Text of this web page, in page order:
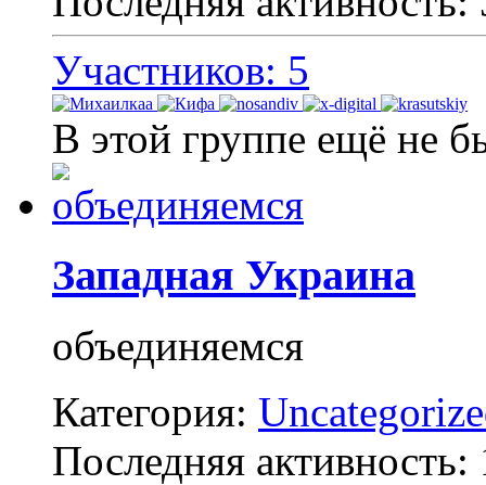
Участников: 5
В этой группе ещё не
Западная Украина
объединяемся
Категория:
Последняя